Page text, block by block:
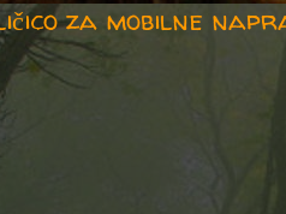
za mobilne